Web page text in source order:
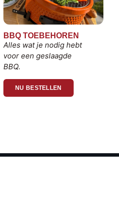
BBQ TOEBEHOREN
Alles wat je nodig hebt
voor een geslaagde
BBQ.
NU BESTELLEN